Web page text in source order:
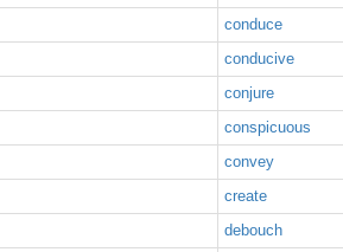
conduce
conducive
conjure
conspicuous
convey
create
debouch